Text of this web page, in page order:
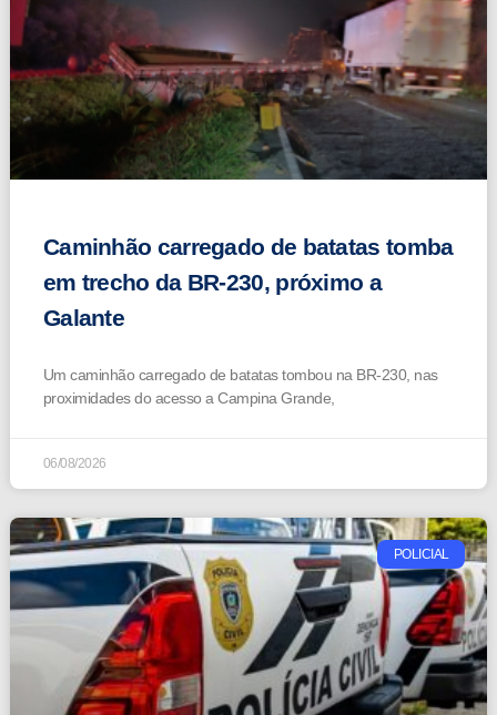
Caminhão carregado de batatas tomba
em trecho da BR-230, próximo a
Galante
Um caminhão carregado de batatas tombou na BR-230, nas
proximidades do acesso a Campina Grande,
06/08/2026
POLICIAL